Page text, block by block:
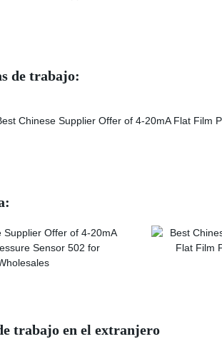
de trabajo:
trabajo en el extranjero